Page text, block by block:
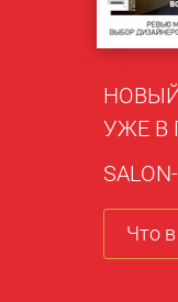
УЖЕ В
Что